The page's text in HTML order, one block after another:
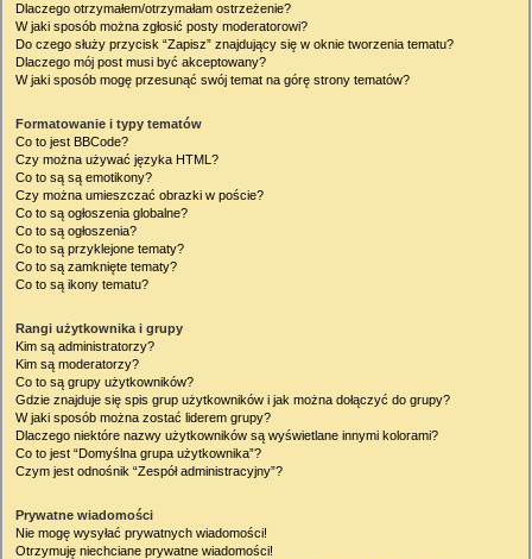
Dlaczego otrzymałem/otrzymałam ostrzeżenie?
W jaki sposób można zgłosić posty moderatorowi?
Do czego służy przycisk “Zapisz” znajdujący się w oknie tworzenia tematu?
Dlaczego mój post musi być akceptowany?
W jaki sposób mogę przesunąć swój temat na górę strony tematów?
Formatowanie i typy tematów
Co to jest BBCode?
Czy można używać języka HTML?
Co to są są emotikony?
Czy można umieszczać obrazki w poście?
Co to są ogłoszenia globalne?
Co to są ogłoszenia?
Co to są przyklejone tematy?
Co to są zamknięte tematy?
Co to są ikony tematu?
Rangi użytkownika i grupy
Kim są administratorzy?
Kim są moderatorzy?
Co to są grupy użytkowników?
Gdzie znajduje się spis grup użytkowników i jak można dołączyć do grupy?
W jaki sposób można zostać liderem grupy?
Dlaczego niektóre nazwy użytkowników są wyświetlane innymi kolorami?
Co to jest “Domyślna grupa użytkownika”?
Czym jest odnośnik “Zespół administracyjny”?
Prywatne wiadomości
Nie mogę wysyłać prywatnych wiadomości!
Otrzymuję niechciane prywatne wiadomości!